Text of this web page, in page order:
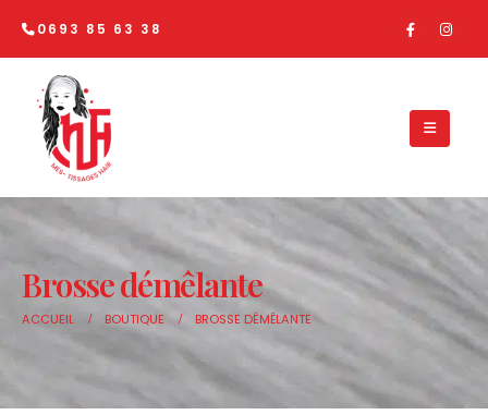
0693 85 63 38
Brosse démêlante
ACCUEIL BOUTIQUE BROSSE DÉMÊLANTE